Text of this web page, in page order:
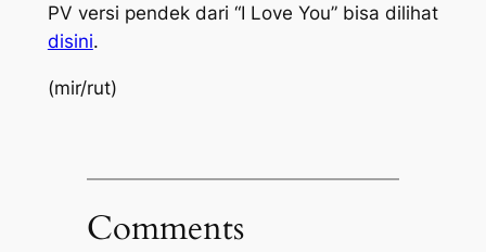
PV versi pendek dari “I Love You” bisa dilihat
disini.
(mir/rut)
Comments